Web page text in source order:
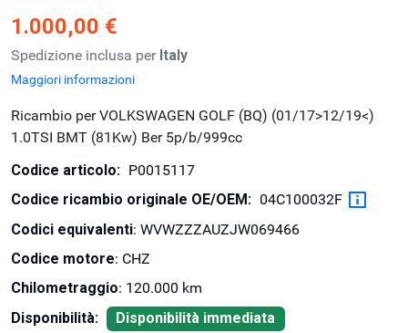
1.000,00 €
Spedizione inclusa per Italy
Maggiori informazioni
Ricambio per VOLKSWAGEN GOLF (BQ) (01/17>12/19<)
1.0TSI BMT (81Kw) Ber 5p/b/999cc
Codice articolo: P0015117
Codice ricambio originale OE/OEM: 04C100032F
Codici equivalenti: WVWZZZAUZJW069466
Codice motore: CHZ
Chilometraggio: 120.000 km
Disponibilità:
Disponibilità immediata